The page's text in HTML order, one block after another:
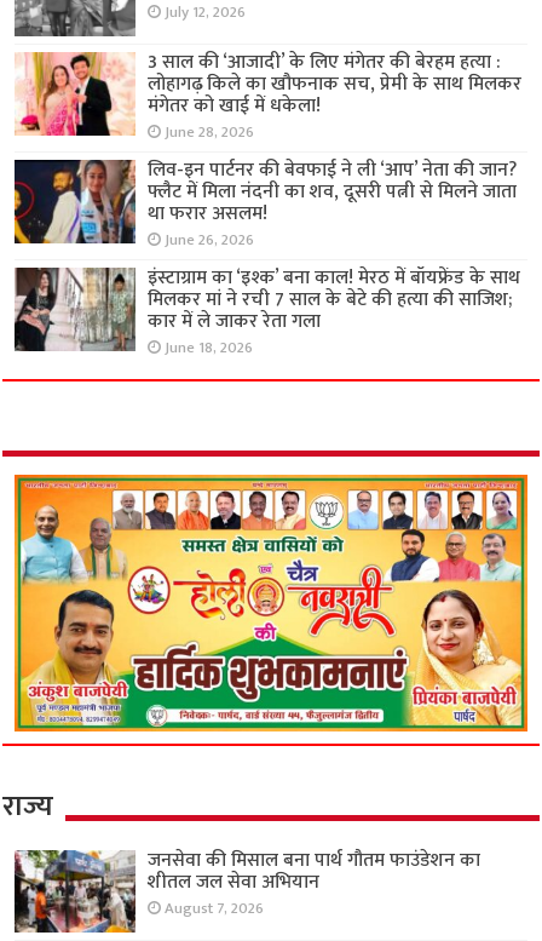
July 12, 2026
3 साल की ‘आजादी’ के लिए मंगेतर की बेरहम हत्या :
लोहागढ़ किले का खौफनाक सच, प्रेमी के साथ मिलकर
मंगेतर को खाई में धकेला!
June 28, 2026
लिव-इन पार्टनर की बेवफाई ने ली ‘आप’ नेता की जान?
फ्लैट में मिला नंदनी का शव, दूसरी पत्नी से मिलने जाता
था फरार असलम!
June 26, 2026
इंस्टाग्राम का ‘इश्क’ बना काल! मेरठ में बॉयफ्रेंड के साथ
मिलकर मां ने रची 7 साल के बेटे की हत्या की साजिश;
कार में ले जाकर रेता गला
June 18, 2026
राज्य
जनसेवा की मिसाल बना पार्थ गौतम फाउंडेशन का
शीतल जल सेवा अभियान
August 7, 2026